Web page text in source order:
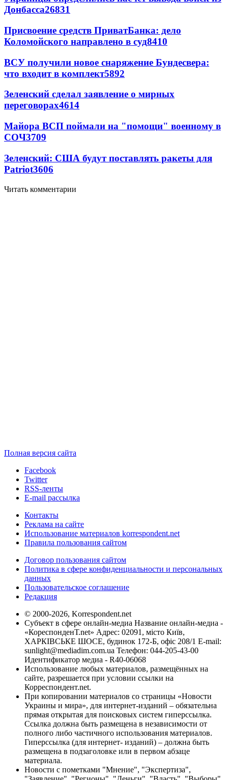
Донбасса26831
Присвоение средств ПриватБанка: дело
Коломойского направлено в суд8410
ВСУ получили новое снаряжение Бундесвера:
что входит в комплект5892
Зеленский сделал заявление о мирных
переговорах4614
Майора ВСП поймали на "помощи" военному в
СОЧ3709
Зеленский: США будут поставлять ракеты для
Patriot3606
Читать комментарии
Полная версия сайта
Facebook
Twitter
RSS-ленты
E-mail рассылка
Контакты
Реклама на сайте
Использование материалов korrespondent.net
Правила пользования сайтом
Договор пользования сайтом
Политика в сфере конфиденциальности и персональных
данных
Пользовательское соглашение
Редакция
© 2000-2026, Korrespondent.net
Субъект в сфере онлайн-медиа Название онлайн-медиа -
«КореспонденТ.net» Адрес: 02091, місто Київ,
ХАРКІВСЬКЕ ШОСЕ, будинок 172-Б, офіс 208/1 E-mail:
sunlight@mediadim.com.ua Телефон: 044-205-43-00
Идентификатор медиа - R40-06068
Использование любых материалов, размещённых на
сайте, разрешается при условии ссылки на
Корреспондент.net.
При копировании материалов со страницы «Новости
Украины и мира», для интернет-изданий – обязательна
прямая открытая для поисковых систем гиперссылка.
Ссылка должна быть размещена в независимости от
полного либо частичного использования материалов.
Гиперссылка (для интернет- изданий) – должна быть
размещена в подзаголовке или в первом абзаце
материала.
Новости с пометками "Мнение", "Экспертиза",